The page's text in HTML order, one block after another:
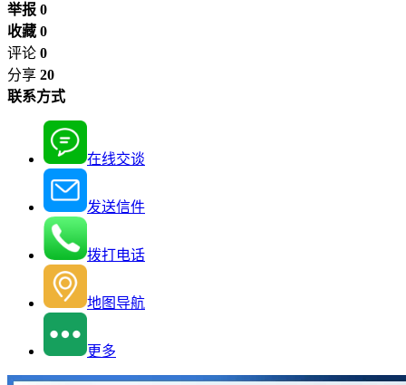
举报 0
收藏 0
评论 0
分享 20
联系方式
在线交谈
发送信件
拨打电话
地图导航
更多